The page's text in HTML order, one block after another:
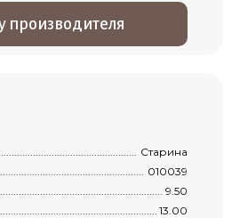
производителя
Старина
010039
9.50
13.00